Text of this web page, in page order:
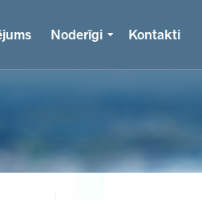
Noderīgi Kontakti